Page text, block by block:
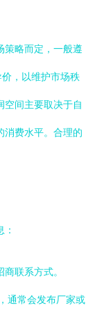
策略而定，一般遵
，以维护市场秩
空间主要取决于自
消费水平。合理的
联系方式。
通常会发布厂家或